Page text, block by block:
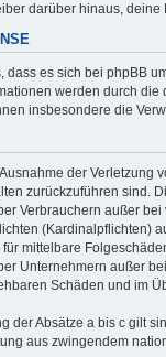
darüber hinaus,
es sich bei phpBB
werden durch
insbesondere die
der
zurückzuführen sind.
Verbrauchern außer
(Kardinalpflichten)
mittelbare
Unternehmern außer
Schäden und im
der Absätze a bis c gilt
aus zwingendem